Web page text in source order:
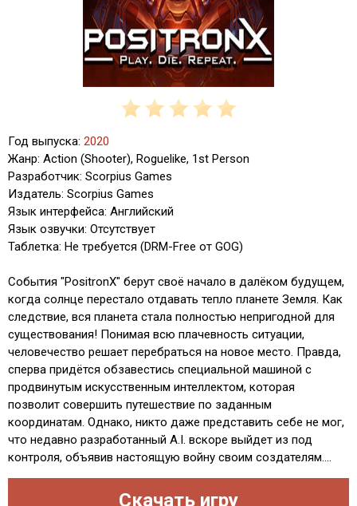
Год выпуска: 2020
Жанр: Action (Shooter), Roguelike, 1st Person
Разработчик: Scorpius Games
Издатель: Scorpius Games
Язык интерфейса: Английский
Язык озвучки: Отсутствует
Таблетка: Не требуется (DRM-Free от GOG)
События "PositronX" берут своё начало в далёком будущем,
когда солнце перестало отдавать тепло планете Земля. Как
следствие, вся планета стала полностью непригодной для
существования! Понимая всю плачевность ситуации,
человечество решает перебраться на новое место. Правда,
сперва придётся обзавестись специальной машиной с
продвинутым искусственным интеллектом, которая
позволит совершить путешествие по заданным
координатам. Однако, никто даже представить себе не мог,
что недавно разработанный A.I. вскоре выйдет из под
контроля, объявив настоящую войну своим создателям....
Скачать игру